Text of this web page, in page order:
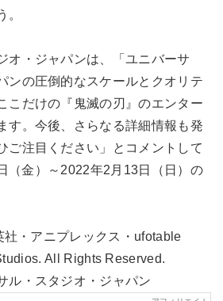
。
オ・ジャパンは、「ユニバーサ
ンの圧倒的なスケールとクオリテ
こだけの『鬼滅の刃』のエンター
す。今後、さらなる詳細情報も発
ご注目ください」とコメントして
（金）～2022年2月13日（日）の
社・アニプレックス・ufotable
All Rights Reserved.
ル・スタジオ・ジャパン